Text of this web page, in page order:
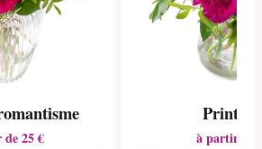
25 € à partir de